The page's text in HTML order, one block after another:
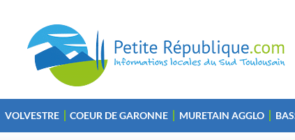
VOLVESTRE COEUR DE GARONNE MURETAIN AGGLO